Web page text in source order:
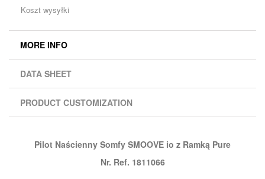
Koszt wysyłki
MORE INFO
DATA SHEET
PRODUCT CUSTOMIZATION
Pilot Naścienny Somfy SMOOVE io z Ramką Pure
Nr. Ref. 1811066